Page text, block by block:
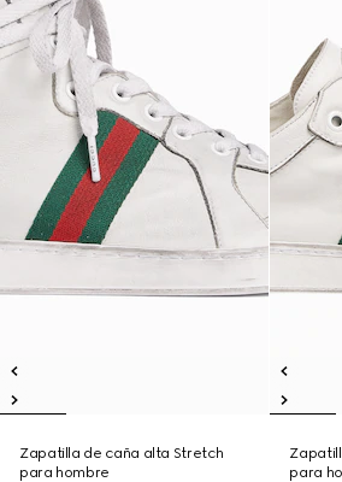
Zapatilla de caña alta Stretch
para hombre
para